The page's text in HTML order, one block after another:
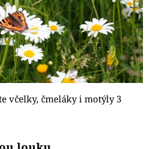
včelky, čmeláky i motýly 3